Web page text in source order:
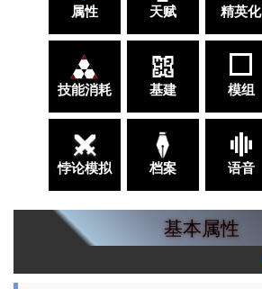
属性 天赋 精英化
技能消耗 基建 模组
悖论模拟 档案 语音
基本属性